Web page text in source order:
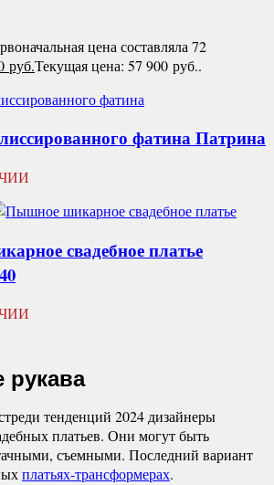
цена составляла 72
руб.Текущая цена: 57 900 руб..
фатинаПатрина
свадебное платье
тенденций 2024 дизайнеры
платьев. Они могут быть
съемными. Последний вариант
платьях-трансформерах.